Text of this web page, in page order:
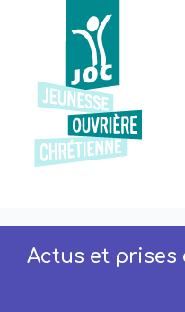
Actus et prises